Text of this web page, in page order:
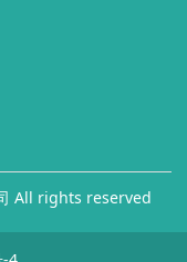
All rights reserved